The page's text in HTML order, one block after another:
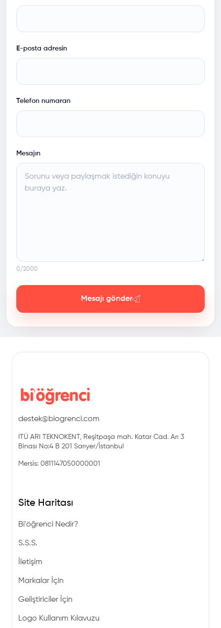
E-posta adresin
Telefon numaran
Mesajın
0/2000
Mesajı gönder
destek@biogrenci.com
ITÜ ARI TEKNOKENT, Reşitpaşa mah. Katar Cad. Arı 3
Binası No:4 B 201 Sarıyer/İstanbul
Mersis: 0811147050000001
Site Haritası
Bi'öğrenci Nedir?
S.S.S.
İletişim
Markalar İçin
Geliştiriciler İçin
Logo Kullanım Kılavuzu